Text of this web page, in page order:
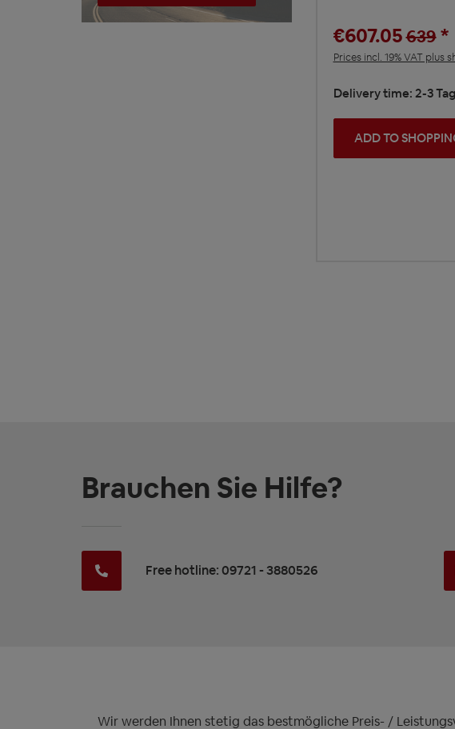
€607.05639*
Prices incl. 19% VAT plus
Delivery time: 2-3
ADD TO
Brauchen Sie Hilfe?
Free hotline: 09721 - 3880526
Wir werden Ihnen stetig das bestmögliche Preis- /